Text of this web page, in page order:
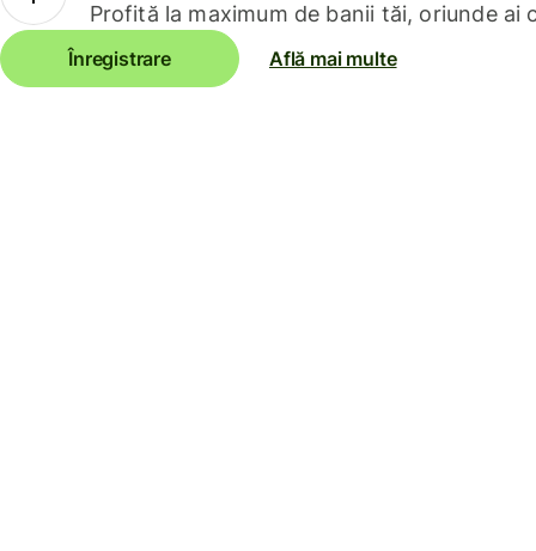
Profită la maximum de banii tăi, oriunde ai
Înregistrare Află mai multe